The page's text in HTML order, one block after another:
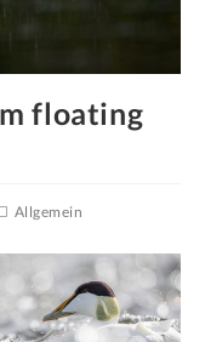
floating
Allgemein